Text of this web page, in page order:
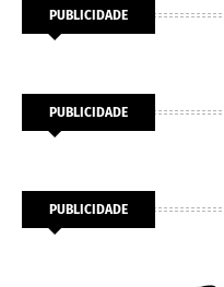
PUBLICIDADE
PUBLICIDADE
PUBLICIDADE